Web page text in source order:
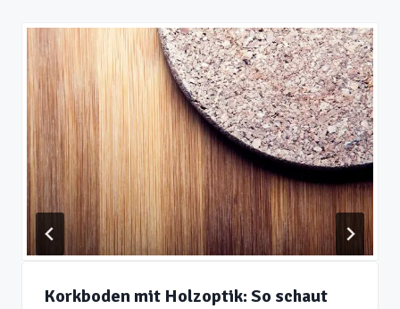
Korkboden mit Holzoptik: So schaut